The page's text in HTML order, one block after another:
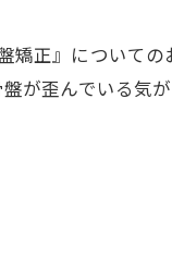
矯正』について
が歪んでいる気